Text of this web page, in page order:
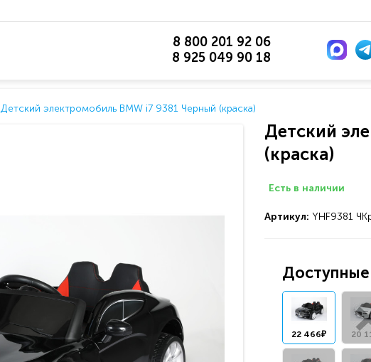
8 800 201 92 06
8 925 049 90 18
Детский электромобиль BMW i7 9381 Черный (краска)
Детский
(краска)
Есть в наличии
Артикул: YHF9381
Доступные
22 466₽ 20